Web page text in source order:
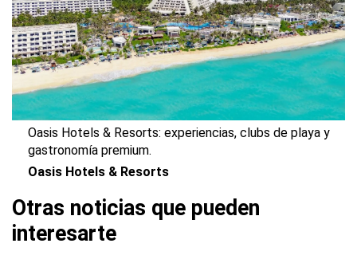
Oasis Hotels & Resorts: experiencias, clubs de playa y
gastronomía premium.
Oasis Hotels & Resorts
Otras noticias que pueden
interesarte